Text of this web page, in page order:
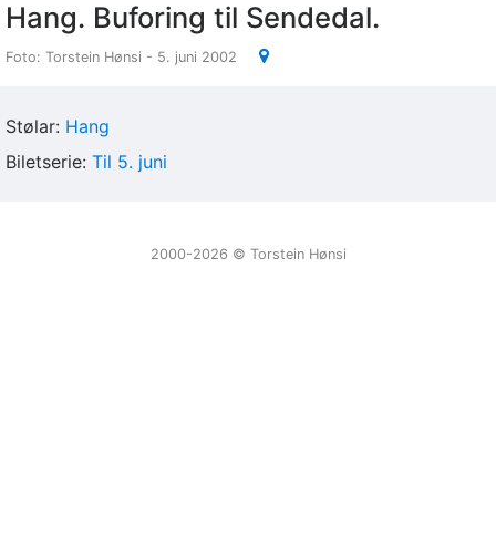
Hang. Buforing til Sendedal.
Foto: Torstein Hønsi - 5. juni 2002
Stølar: Hang
Biletserie: Til 5. juni
2000-2026 ©️ Torstein Hønsi